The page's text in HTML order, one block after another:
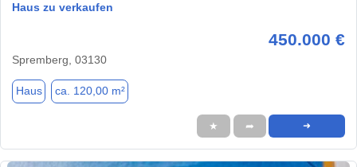
Haus zu verkaufen
450.000 €
Spremberg, 03130
Haus ca. 120,00 m²
★ ➦ ➜